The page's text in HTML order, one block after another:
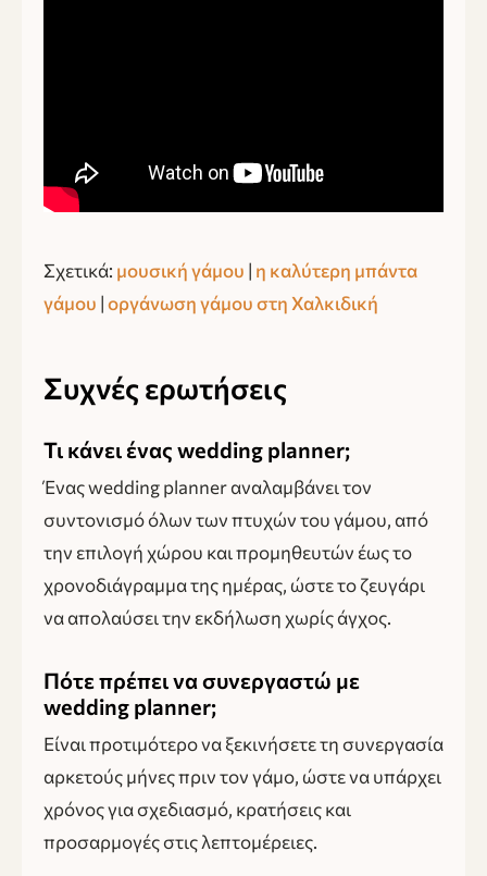
Σχετικά: μουσική γάμου | η καλύτερη μπάντα
γάμου |οργάνωση γάμου στη Χαλκιδική
Συχνές ερωτήσεις
Τι κάνει ένας wedding planner;
Ένας wedding planner αναλαμβάνει τον
συντονισμό όλων των πτυχών του γάμου, από
την επιλογή χώρου και προμηθευτών έως το
χρονοδιάγραμμα της ημέρας, ώστε το ζευγάρι
να απολαύσει την εκδήλωση χωρίς άγχος.
Πότε πρέπει να συνεργαστώ με
wedding planner;
Είναι προτιμότερο να ξεκινήσετε τη συνεργασία
αρκετούς μήνες πριν τον γάμο, ώστε να υπάρχει
χρόνος για σχεδιασμό, κρατήσεις και
προσαρμογές στις λεπτομέρειες.